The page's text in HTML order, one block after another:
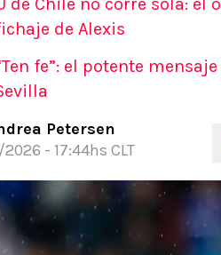
de Alexis
fe”: el potente
Petersen
- 17:44hs CLT